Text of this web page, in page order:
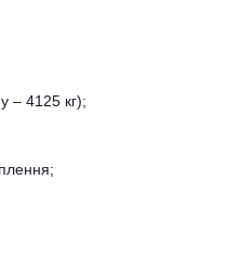
– 4125 кг);